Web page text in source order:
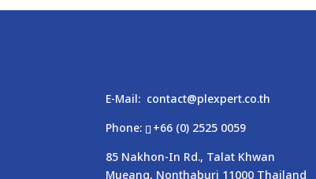
E-Mail: contact@plexpert.co.th
Phone:
+66 (0) 2525 0059
85 Nakhon-In Rd., Talat Khwan
Mueang, Nonthaburi 11000 Thailand